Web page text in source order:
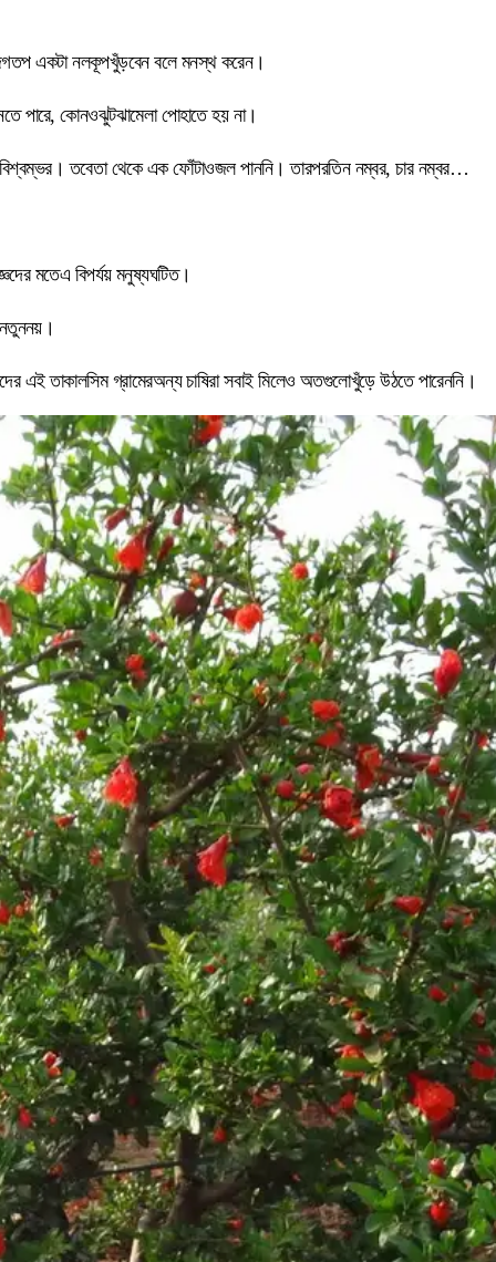
একটা নলকূপখুঁড়বেন বলে মনস্থ করেন।
কোনওঝুটঝামেলা পোহাতে হয় না।
তবেতা থেকে এক ফোঁটাওজল পাননি। তারপরতিন নম্বর, চার নম্বর…
মতেএ বিপর্যয় মনুষ্যঘটিত।
এই তাকালসিম গ্রামেরঅন্য চাষিরা সবাই মিলেও অতগুলোখুঁড়ে উঠতে পারেননি।